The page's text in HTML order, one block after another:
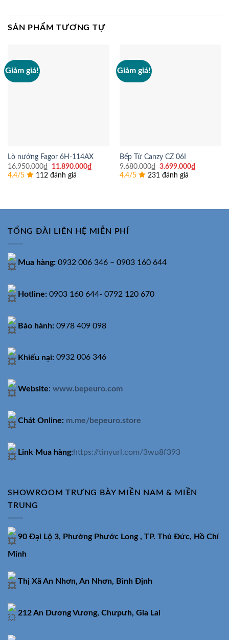
SẢN PHẨM TƯƠNG TỰ
Giảm giá!
Lò nướng Fagor 6H-114AX
16.950.000₫
Giá
gốc
là:
11.890.000₫Giá
hiện
4.4/5 112 đánh giá
Giảm giá!
Bếp Từ Canzy CZ 06I
9.680.000₫ Giá
gốc
là:
3.699.000₫Giá
hiện
4.4/5 231 đánh giá
TỔNG ĐÀI LIÊN HỆ MIỄN PHÍ
Mua hàng: 0932 006 346 – 0903 160 644
Hotline: 0903 160 644- 0792 120 670
Bảo hành: 0978 409 098
Khiếu nại: 0932 006 346
Website: www.bepeuro.com
Chát Online: m.me/bepeuro.store
Link Mua hàng:https://tinyurl.com/3wu8f393
SHOWROOM TRƯNG BÀY MIỀN NAM & MIỀN
TRUNG
90 Đại Lộ 3, Phường Phước Long , TP. Thủ Đức, Hồ Chí
Minh
Thị Xã An Nhơn, An Nhơn, Bình Định
212 An Dương Vương, Chưpưh, Gia Lai